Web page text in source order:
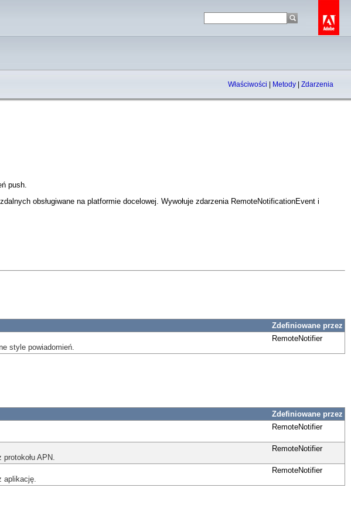
Właściwości Metody Zdarzenia
push.
obsługiwane na platformie docelowej. Wywołuje zdarzenia RemoteNotificationEvent i
Zdefiniowane przez
style powiadomień.
RemoteNotifier
Zdefiniowane przez
RemoteNotifier
APN.
RemoteNotifier
aplikację.
RemoteNotifier